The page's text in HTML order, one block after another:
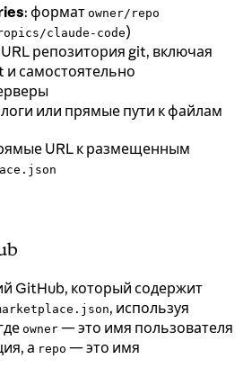
: формат owner/repo
claude-code)
репозитория git, включая
самостоятельно
или прямые пути к файлам
URL к размещенным
GitHub, который содержит
, используя
owner — это имя пользователя
а repo — это имя